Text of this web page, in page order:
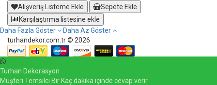
Alışveriş Listeme Ekle
Sepete Ekle
Karşılaştırma listesine ekle
Daha Fazla Göster
Daha Az Göster
turhandekor.com.tr © 2026
Turhan Dekorasyon
Müşteri Temsilci Bir Kaç dakika içinde cevap verir.